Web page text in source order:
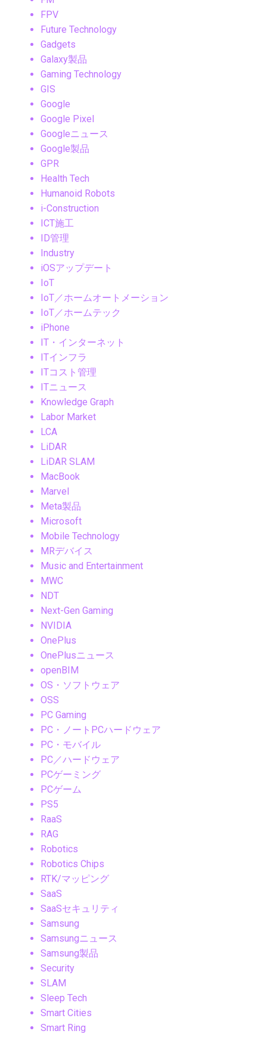
FPV
Future Technology
Gadgets
Galaxy製品
Gaming Technology
GIS
Google
Google Pixel
Googleニュース
Google製品
GPR
Health Tech
Humanoid Robots
i-Construction
ICT施工
ID管理
Industry
iOSアップデート
IoT
IoT／ホームオートメーション
IoT／ホームテック
iPhone
IT・インターネット
ITインフラ
ITコスト管理
ITニュース
Knowledge Graph
Labor Market
LCA
LiDAR
LiDAR SLAM
MacBook
Marvel
Meta製品
Microsoft
Mobile Technology
MRデバイス
Music and Entertainment
MWC
NDT
Next-Gen Gaming
NVIDIA
OnePlus
OnePlusニュース
openBIM
OS・ソフトウェア
OSS
PC Gaming
PC・ノートPCハードウェア
PC・モバイル
PC／ハードウェア
PCゲーミング
PCゲーム
PS5
RaaS
RAG
Robotics
Robotics Chips
RTK/マッピング
SaaS
SaaSセキュリティ
Samsung
Samsungニュース
Samsung製品
Security
SLAM
Sleep Tech
Smart Cities
Smart Ring